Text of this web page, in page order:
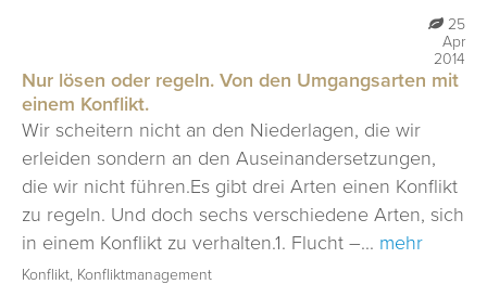
KONTAKT
25
Apr
2014
Nur lösen oder regeln. Von den Umgangsarten mit
einem Konflikt.
Wir scheitern nicht an den Niederlagen, die wir
erleiden sondern an den Auseinandersetzungen,
die wir nicht führen.Es gibt drei Arten einen Konflikt
zu regeln. Und doch sechs verschiedene Arten, sich
in einem Konflikt zu verhalten.1. Flucht –... mehr
Konflikt, Konfliktmanagement